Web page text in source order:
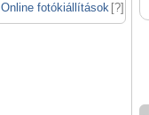
Online fotókiállítások [?]